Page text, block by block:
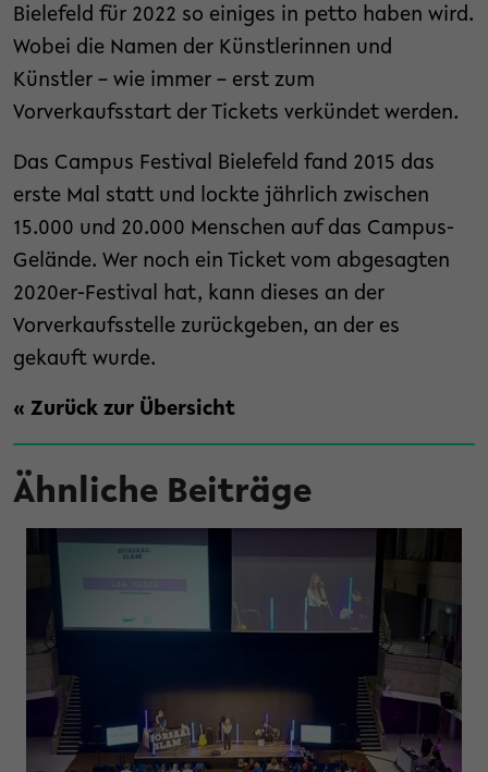
Bielefeld für 2022 so einiges in petto haben wird.
Wobei die Namen der Künstlerinnen und
Künstler – wie immer – erst zum
Vorverkaufsstart der Tickets verkündet werden.
Das Campus Festival Bielefeld fand 2015 das
erste Mal statt und lockte jährlich zwischen
15.000 und 20.000 Menschen auf das Campus-
Gelände. Wer noch ein Ticket vom abgesagten
2020er-Festival hat, kann dieses an der
Vorverkaufsstelle zurückgeben, an der es
gekauft wurde.
« Zurück zur Übersicht
Ähnliche Beiträge
Studienfonds OWL